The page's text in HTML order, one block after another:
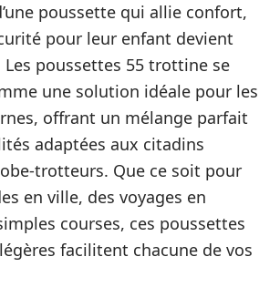
poussette qui allie confort,
pour leur enfant devient
Les poussettes 55 trottine se
une solution idéale pour les
offrant un mélange parfait
adaptées aux citadins
trotteurs. Que ce soit pour
en ville, des voyages en
courses, ces poussettes
facilitent chacune de vos